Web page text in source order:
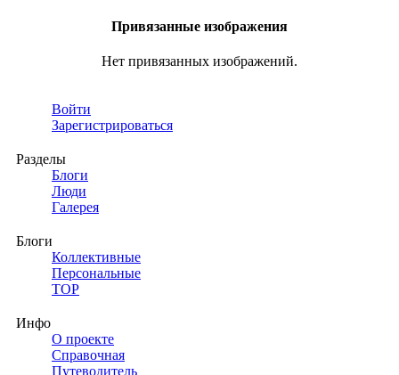
Привязанные изображения
Нет привязанных изображений.
Войти
Зарегистрироваться
Разделы
Блоги
Люди
Галерея
Блоги
Коллективные
Персональные
TOP
Инфо
О проекте
Справочная
Путеводитель